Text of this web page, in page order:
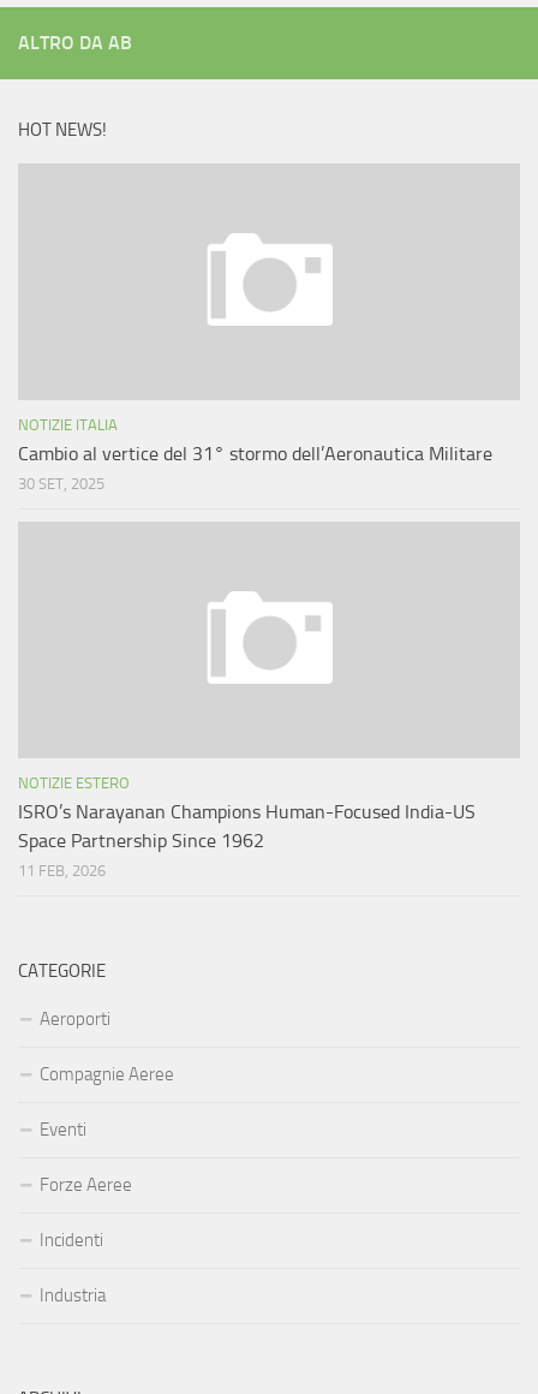
ALTRO DA AB
HOT NEWS!
NOTIZIE ITALIA
Cambio al vertice del 31° stormo dell’Aeronautica Militare
30 SET, 2025
NOTIZIE ESTERO
ISRO’s Narayanan Champions Human-Focused India-US
Space Partnership Since 1962
11 FEB, 2026
CATEGORIE
Aeroporti
Compagnie Aeree
Eventi
Forze Aeree
Incidenti
Industria